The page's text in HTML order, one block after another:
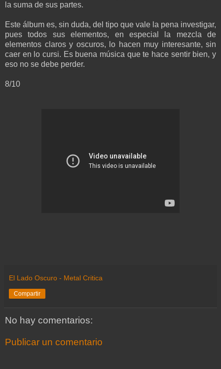
la suma de sus partes.
Este álbum es, sin duda, del tipo que vale la pena investigar,
pues todos sus elementos, en especial la mezcla de
elementos claros y oscuros, lo hacen muy interesante, sin
caer en lo cursi. Es buena música que te hace sentir bien, y
eso no se debe perder.
8/10
El Lado Oscuro - Metal Critica
Compartir
No hay comentarios:
Publicar un comentario